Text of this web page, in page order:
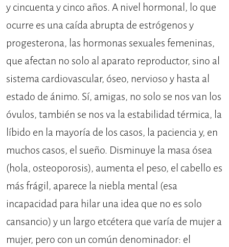
y cincuenta y cinco años. A nivel hormonal, lo que
ocurre es una caída abrupta de estrógenos y
progesterona, las hormonas sexuales femeninas,
que afectan no solo al aparato reproductor, sino al
sistema cardiovascular, óseo, nervioso y hasta al
estado de ánimo. Sí, amigas, no solo se nos van los
óvulos, también se nos va la estabilidad térmica, la
líbido en la mayoría de los casos, la paciencia y, en
muchos casos, el sueño. Disminuye la masa ósea
(hola, osteoporosis), aumenta el peso, el cabello es
más frágil, aparece la niebla mental (esa
incapacidad para hilar una idea que no es solo
cansancio) y un largo etcétera que varía de mujer a
mujer, pero con un común denominador: el